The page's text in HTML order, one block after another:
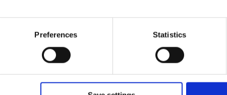
and the use of your personal data please visit our
Preferences Statistics
Ausbildung als
(m/w/d)
technische Ausbildung.